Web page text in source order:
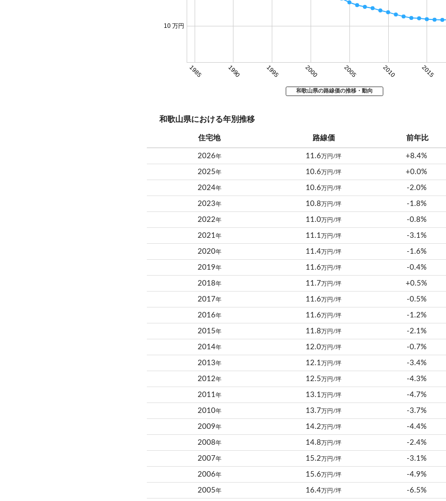
1985 1990 1995 2000 2005 2010 2015
10 万円
和歌山県の路線価の推移・動向
和歌山県における年別推移
住宅地 路線価 前年比
2026年 11.6 万円/坪 +8.4%
2025年 10.6 万円/坪 +0.0%
2024年 10.6 万円/坪 -2.0%
2023年 10.8 万円/坪 -1.8%
2022年 11.0 万円/坪 -0.8%
2021年 11.1 万円/坪 -3.1%
2020年 11.4 万円/坪 -1.6%
2019年 11.6 万円/坪 -0.4%
2018年 11.7 万円/坪 +0.5%
2017年 11.6 万円/坪 -0.5%
2016年 11.6 万円/坪 -1.2%
2015年 11.8 万円/坪 -2.1%
2014年 12.0 万円/坪 -0.7%
2013年 12.1 万円/坪 -3.4%
2012年 12.5 万円/坪 -4.3%
2011年 13.1 万円/坪 -4.7%
2010年 13.7 万円/坪 -3.7%
2009年 14.2 万円/坪 -4.4%
2008年 14.8 万円/坪 -2.4%
2007年 15.2 万円/坪 -3.1%
2006年 15.6 万円/坪 -4.9%
2005年 16.4 万円/坪 -6.5%